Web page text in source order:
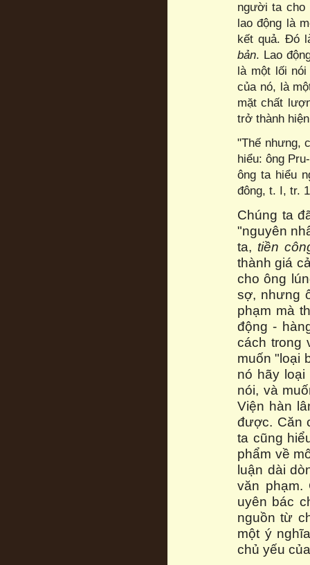
người ta cho
lao động là
kết quả. Đó
bản. Lao
là một lối
của nó, là
mặt chất
trở thành
"Thế nhưng,
hiểu: ông
ông ta hiểu
đông, t. I, tr.
Chúng ta
"nguyên
ta, tiền
thành giá
cho ông
sợ, nhưng
phạm mà
động -
cách trong
muốn "loại
nó hãy
nói, và
Viện hàn
được. Căn
ta cũng
phẩm về
luận dài
văn phạm.
uyên bác
nguồn từ
một ý
chủ yếu